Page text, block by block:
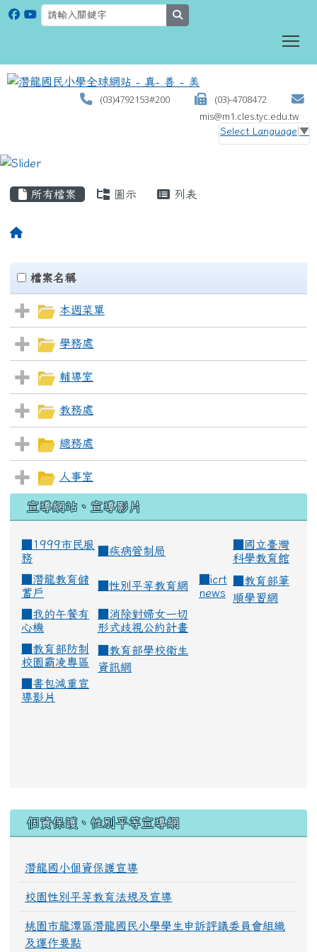
(03)4792153#200
(03)-4708472
mis@m1.cles.tyc.edu.tw
Select Language ▼
所有檔案 圖示 列表
Files List
clickAll
檔案名稱
本週菜單
學務處
輔導室
教務處
總務處
人事室
宣導網站、宣導影片
■1999市民服
務
疾病管制局
國立臺灣
科學教育館
潛龍教育儲
蓄戶
性別平等教育網
icrt
news
教育部筆
順學習網
我的午餐有
心機
消除對婦女一切
形式歧視公約計畫
教育部防制
校園霸凌專區
教育部學校衛生
資訊網
書包減重宣
導影片
個資保護、性別平等宣導網
潛龍國小個資保護宣導
校園性別平等教育法規及宣導
桃園市龍潭區潛龍國民小學學生申訴評議委員會組織
及運作要點